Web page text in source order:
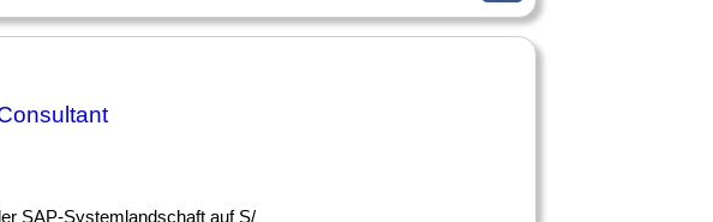
SAP-Systemlandschaft auf S/